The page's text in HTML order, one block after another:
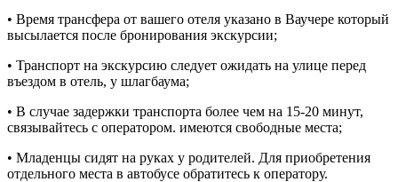
• Время трансфера от вашего отеля указано в Ваучере который
высылается после бронирования экскурсии;
• Транспорт на экскурсию следует ожидать на улице перед
въездом в отель, у шлагбаума;
• В случае задержки транспорта более чем на 15-20 минут,
связывайтесь с оператором. имеются свободные места;
• Младенцы сидят на руках у родителей. Для приобретения
отдельного места в автобусе обратитесь к оператору.